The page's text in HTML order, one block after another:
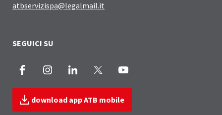
atbservizispa@legalmail.it
SEGUICI SU
Facebook InstagramLinkedIn
download app ATB mobile